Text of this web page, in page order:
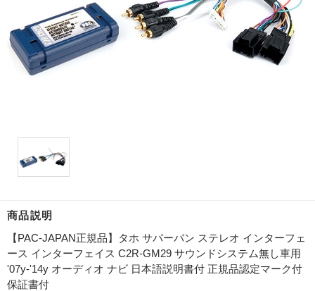
商品説明
【PAC-JAPAN正規品】タホ サバーバン ステレオ インターフェ
ース インターフェイス C2R-GM29 サウンドシステム無し車用
'07y-'14y オーディオ ナビ 日本語説明書付 正規品認定マーク付
保証書付